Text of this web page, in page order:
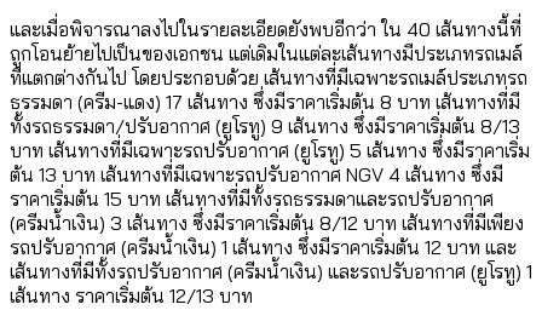
และเมื่อพิจารณาลงไปในรายละเอียดยังพบอีกว่า ใน 40 เส้นทางนี้ที่
ถูกโอนย้ายไปเป็นของเอกชน แต่เดิมในแต่ละเส้นทางมีประเภทรถเมล์
ที่แตกต่างกันไป โดยประกอบด้วย เส้นทางที่มีเฉพาะรถเมล์ประเภทรถ
ธรรมดา (ครีม-แดง) 17 เส้นทาง ซึ่งมีราคาเริ่มต้น 8 บาท เส้นทางที่มี
ทั้งรถธรรมดา/ปรับอากาศ (ยูโรทู) 9 เส้นทาง ซึ่งมีราคาเริ่มต้น 8/13
บาท เส้นทางที่มีเฉพาะรถปรับอากาศ (ยูโรทู) 5 เส้นทาง ซึ่งมีราคาเริ่ม
ต้น 13 บาท เส้นทางที่มีเฉพาะรถปรับอากาศ NGV 4 เส้นทาง ซึ่งมี
ราคาเริ่มต้น 15 บาท เส้นทางที่มีทั้งรถธรรมดาและรถปรับอากาศ
(ครีมน้ำเงิน) 3 เส้นทาง ซึ่งมีราคาเริ่มต้น 8/12 บาท เส้นทางที่มีเพียง
รถปรับอากาศ (ครีมน้ำเงิน) 1 เส้นทาง ซึ่งมีราคาเริ่มต้น 12 บาท และ
เส้นทางที่มีทั้งรถปรับอากาศ (ครีมน้ำเงิน) และรถปรับอากาศ (ยูโรทู) 1
เส้นทาง ราคาเริ่มต้น 12/13 บาท